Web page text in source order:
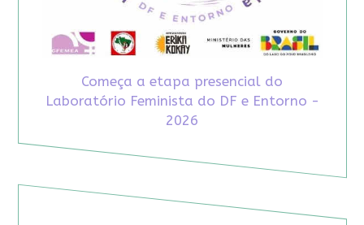
Começa a etapa presencial do
Laboratório Feminista do DF e Entorno -
2026